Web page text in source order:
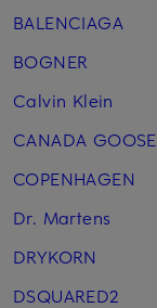
BALENCIAGA
BOGNER
Calvin Klein
CANADA GOOSE
COPENHAGEN
Dr. Martens
DRYKORN
DSQUARED2